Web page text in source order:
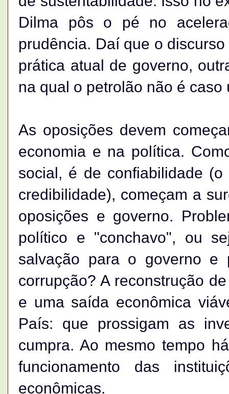
Dilma pôs o pé no
prudência. Daí que o
prática atual de governo,
na qual o petrolão não é caso
As oposições devem
economia e na política.
social, é de confiabilidade
credibilidade), começam a
oposições e governo.
político e "conchavo", ou
salvação para o governo
corrupção? A reconstrução
e uma saída econômica
País: que prossigam as
cumpra. Ao mesmo tempo
funcionamento das
econômicas.